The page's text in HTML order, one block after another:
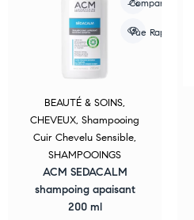
Compare
Vue Rapide
BEAUTÉ & SOINS,
CHEVEUX, Shampooing
Cuir Chevelu Sensible,
SHAMPOOINGS
ACM SEDACALM
shampoing apaisant
200 ml